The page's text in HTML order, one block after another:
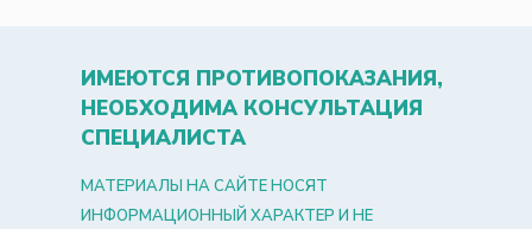
ИМЕЮТСЯ ПРОТИВОПОКАЗАНИЯ,
НЕОБХОДИМА КОНСУЛЬТАЦИЯ
СПЕЦИАЛИСТА
МАТЕРИАЛЫ НА САЙТЕ НОСЯТ
ИНФОРМАЦИОННЫЙ ХАРАКТЕР И НЕ